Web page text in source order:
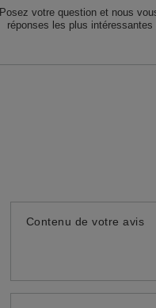
Posez votre question et nous
réponses les plus
Contenu de votre avis